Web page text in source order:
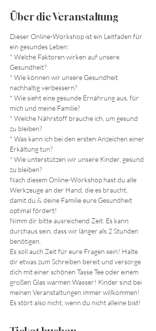
Über die Veranstaltung
Dieser Online-Workshop ist ein Leitfaden für
ein gesundes Leben:
* Welche Faktoren wirken auf unsere
Gesundheit?
* Wie können wir unsere Gesundheit
nachhaltig verbessern?
* Wie sieht eine gesunde Ernährung aus, für
mich und meine Familie?
* Welche Nährstoff brauche ich, um gesund
zu bleiben?
* Was kann ich bei den ersten Anzeichen einer
Erkältung tun?
* Wie unterstützen wir unsere Kinder, gesund
zu bleiben?
Nach diesem Online-Workshop hast du alle
Werkzeuge an der Hand, die es braucht,
damit du & deine Familie eure Gesundheit
optimal fördert!
Nimm dir bitte ausreichend Zeit. Es kann
durchaus sein, dass wir länger als 2 Stunden
benötigen.
Es soll auch Zeit für eure Fragen sein! Halte
dir etwas zum Schreiben bereit und versorge
dich mit einer schönen Tasse Tee oder einem
großen Glas warmen Wasser! Kinder sind bei
meinen Veranstaltungen immer willkommen!
Es stört also nicht, wenn du nicht alleine bist!